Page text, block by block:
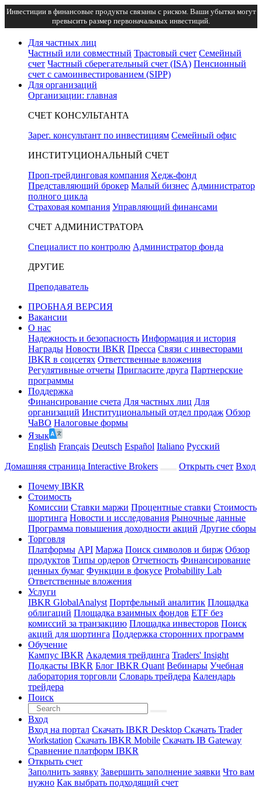
Инвестиции в финансовые продукты связаны с риском. Ваши убытки могут
превысить размер первоначальных инвестиций.
Для частных лиц
Частный или совместный Трастовый счет Семейный
счет Частный сберегательный счет (ISA) Пенсионный
счет с самоинвестированием (SIPP)
Для организаций
Организации: главная
СЧЕТ КОНСУЛЬТАНТА
Зарег. консультант по инвестициям Семейный офис
ИНСТИТУЦИОНАЛЬНЫЙ СЧЕТ
Проп-трейдинговая компания Хедж-фонд
Представляющий брокер Малый бизнес Администратор
полного цикла
Страховая компания Управляющий финансами
СЧЕТ АДМИНИСТРАТОРА
Специалист по контролю Администратор фонда
ДРУГИЕ
Преподаватель
ПРОБНАЯ ВЕРСИЯ
Вакансии
О нас
Надежность и безопасность Информация и история
Награды Новости IBKR Пресса Связи с инвесторами
IBKR в соцсетях Ответственные вложения
Регулятивные отчеты Пригласите друга Партнерские
программы
Поддержка
Финансирование счета Для частных лиц Для
организаций Институциональный отдел продаж Обзор
ЧаВО Налоговые формы
Язык
English Français Deutsch Español Italiano Pусский
Домашняя страница Interactive Brokers
Открыть счет Вход
Почему IBKR
Стоимость
Комиссии Ставки маржи Процентные ставки Стоимость
шортинга Новости и исследования Рыночные данные
Программа повышения доходности акций Другие сборы
Торговля
Платформы API Маржа Поиск символов и бирж Обзор
продуктов Типы ордеров Отчетность Финансирование
ценных бумаг Функции в фокусе Probability Lab
Ответственные вложения
Услуги
IBKR GlobalAnalyst Портфельный аналитик Площадка
облигаций Площадка взаимных фондов ETF без
комиссий за транзакцию Площадка инвесторов Поиск
акций для шортинга Поддержка сторонних программ
Обучение
Кампус IBKR Академия трейдинга Traders' Insight
Подкасты IBKR Блог IBKR Quant Вебинары Учебная
лаборатория торговли Словарь трейдера Календарь
трейдера
Поиск
Вход
Вход на портал Скачать IBKR Desktop Скачать Trader
Workstation Скачать IBKR Mobile Скачать IB Gateway
Сравнение платформ IBKR
Открыть счет
Заполнить заявку Завершить заполнение заявки Что вам
нужно Как выбрать подходящий счет